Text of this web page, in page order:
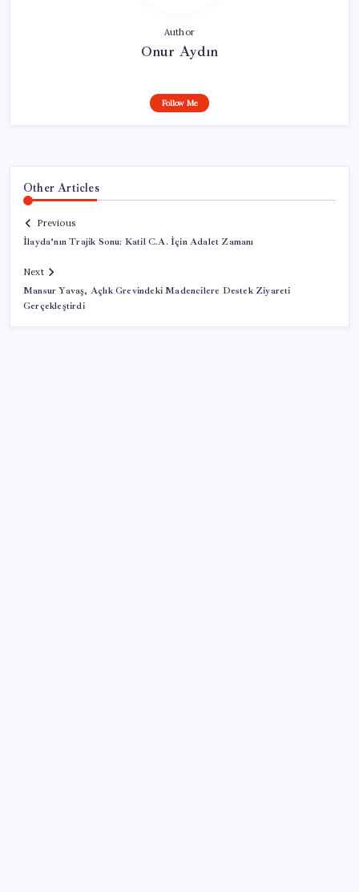
Author
Onur Aydın
Follow Me
Other Articles
Previous
İlayda’nın Trajik Sonu: Katil C.A. İçin Adalet Zamanı
Next
Mansur Yavaş, Açlık Grevindeki Madencilere Destek Ziyareti
Gerçekleştirdi